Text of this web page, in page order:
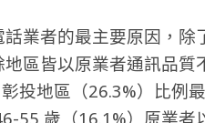
業者的最主要原因，除
區皆以原業者通訊品
投地區（26.3%）比例
55 歲（16.1%）原業